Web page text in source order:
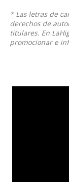
* Las letras de
derechos de
titulares. En
promocionar e